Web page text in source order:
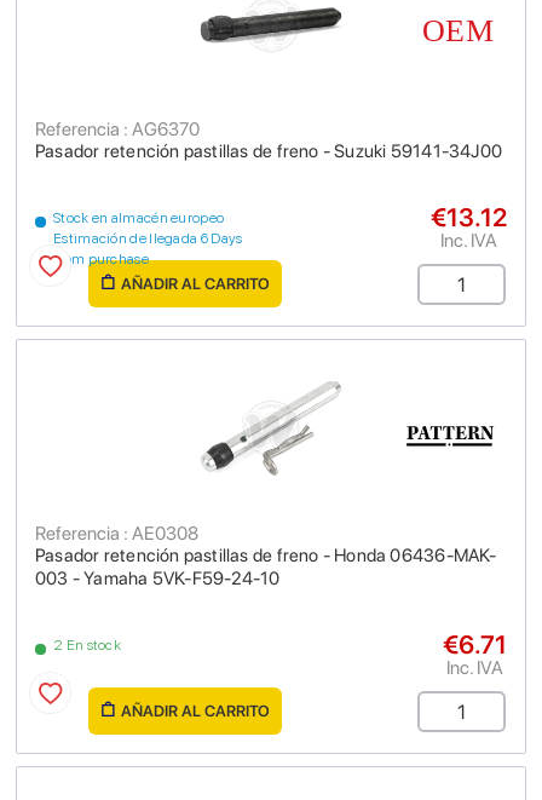
Pasador retención pastillas de freno - Suzuki 59141-34J00
Referencia : AG6370
Stock en almacén europeo
Estimación de llegada 6 Days
from purchase
€13.12
Inc. IVA
AÑADIR AL CARRITO
Pasador retención pastillas de freno - Honda 06436-MAK-
003 - Yamaha 5VK-F59-24-10
Referencia : AE0308
2 En stock €6.71
Inc. IVA
AÑADIR AL CARRITO